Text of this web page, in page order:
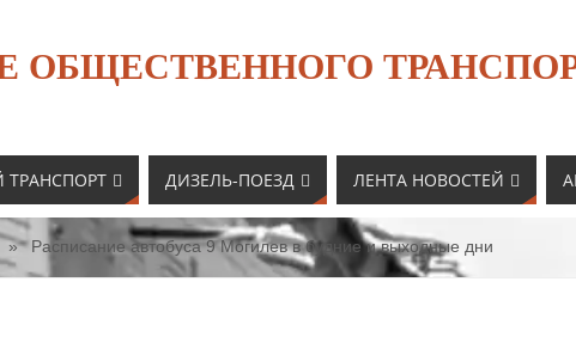
ОБЩЕСТВЕННОГО
ТРАНСПОРТ ДИЗЕЛЬ-ПОЕЗД ЛЕНТА НОВОСТЕЙ
» Расписание автобуса 9 Могилев в будние и выходные дни